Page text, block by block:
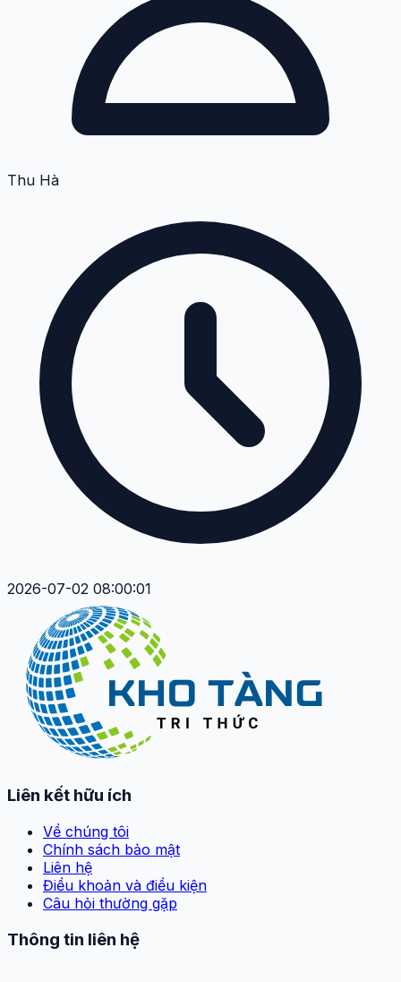
Thu Hà
2026-07-02 08:00:01
Liên kết hữu ích
Về chúng tôi
Chính sách bảo mật
Liên hệ
Điều khoản và điều kiện
Câu hỏi thường gặp
Thông tin liên hệ